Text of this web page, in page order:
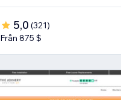
5,0 (321)
Från 875 $